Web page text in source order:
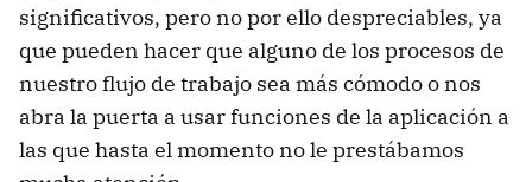
significativos, pero no por ello despreciables, ya
que pueden hacer que alguno de los procesos de
nuestro flujo de trabajo sea más cómodo o nos
abra la puerta a usar funciones de la aplicación a
las que hasta el momento no le prestábamos